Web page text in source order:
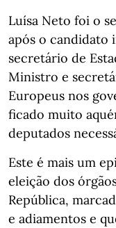
Luísa Neto foi o
após o candidato
secretário de
Ministro e
Europeus nos
ficado muito
deputados
Este é mais um
eleição dos
República,
e adiamentos e